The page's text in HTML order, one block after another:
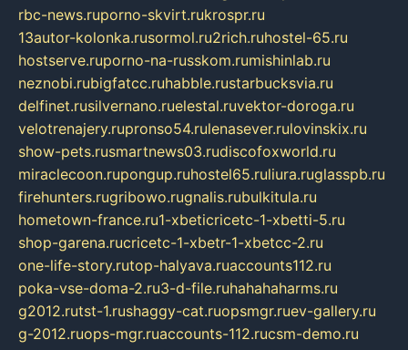
rbc-news.ruporno-skvirt.rukrospr.ru
13autor-kolonka.rusormol.ru2rich.ruhostel-65.ru
hostserve.ruporno-na-russkom.rumishinlab.ru
neznobi.rubigfatcc.ruhabble.rustarbucksvia.ru
delfinet.rusilvernano.ruelestal.ruvektor-doroga.ru
velotrenajery.rupronso54.rulenasever.rulovinskix.ru
show-pets.rusmartnews03.rudiscofoxworld.ru
miraclecoon.rupongup.ruhostel65.ruliura.ruglasspb.ru
firehunters.rugribowo.rugnalis.rubulkitula.ru
hometown-france.ru1-xbeticricetc-1-xbetti-5.ru
shop-garena.rucricetc-1-xbetr-1-xbetcc-2.ru
one-life-story.rutop-halyava.ruaccounts112.ru
poka-vse-doma-2.ru3-d-file.ruhahahaharms.ru
g2012.rutst-1.rushaggy-cat.ruopsmgr.ruev-gallery.ru
g-2012.ruops-mgr.ruaccounts-112.rucsm-demo.ru